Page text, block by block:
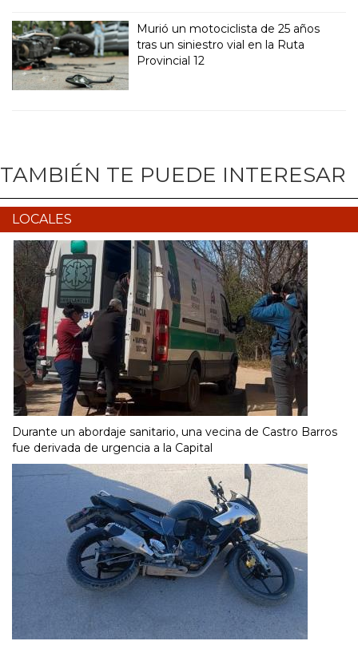
Murió un motociclista de 25 años
tras un siniestro vial en la Ruta
Provincial 12
TAMBIÉN TE PUEDE INTERESAR
LOCALES
Durante un abordaje sanitario, una vecina de Castro Barros
fue derivada de urgencia a la Capital